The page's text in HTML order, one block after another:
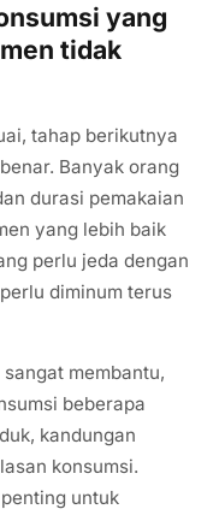
yang
tidak
tahap berikutnya
Banyak orang
durasi pemakaian
yang lebih baik
perlu jeda dengan
diminum terus
membantu,
beberapa
kandungan
konsumsi.
untuk